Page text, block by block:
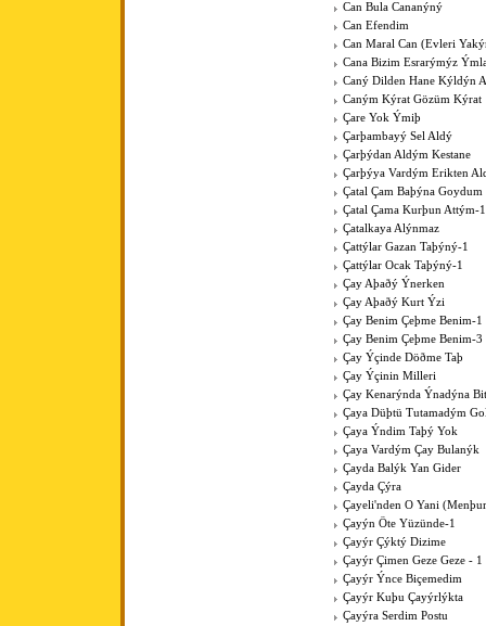
Can Bula Cananýný
Can Efendim
Can Maral Can (Evleri
Cana Bizim Esrarýmýz
Caný Dilden Hane Kýldýn
Caným Kýrat Gözüm Kýrat
Çare Yok Ýmiþ
Çarþambayý Sel Aldý
Çarþýdan Aldým Kestane
Çarþýya Vardým Erikten
Çatal Çam Baþýna Goydum
Çatal Çama Kurþun Attým-1
Çatalkaya Alýnmaz
Çattýlar Gazan Taþýný-1
Çattýlar Ocak Taþýný-1
Çay Aþaðý Ýnerken
Çay Aþaðý Kurt Ýzi
Çay Benim Çeþme Benim-1
Çay Benim Çeþme Benim-3
Çay Ýçinde Döðme Taþ
Çay Ýçinin Milleri
Çay Kenarýnda Ýnadýna
Çaya Düþtü Tutamadým
Çaya Ýndim Taþý Yok
Çaya Vardým Çay Bulanýk
Çayda Balýk Yan Gider
Çayda Çýra
Çayeli'nden O Yani
Çayýn Öte Yüzünde-1
Çayýr Çýktý Dizime
Çayýr Çimen Geze Geze - 1
Çayýr Ýnce Biçemedim
Çayýr Kuþu Çayýrlýkta
Çayýra Serdim Postu